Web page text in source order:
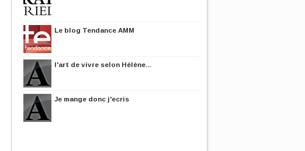
Le blog Tendance AMM
l'art de vivre selon Hélène...
Je mange donc j'ecris